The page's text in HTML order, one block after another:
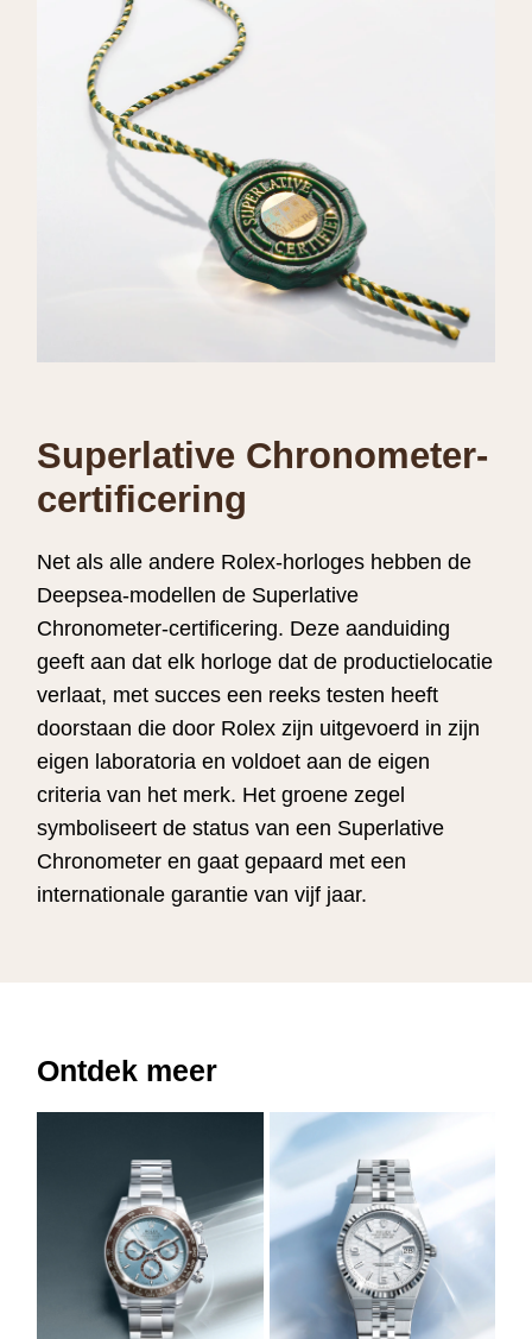
Superlative Chronometer-
certificering
Net als alle andere Rolex-horloges hebben de
Deepsea-modellen de Superlative
Chronometer-certificering. Deze aanduiding
geeft aan dat elk horloge dat de productielocatie
verlaat, met succes een reeks testen heeft
doorstaan die door Rolex zijn uitgevoerd in zijn
eigen laboratoria en voldoet aan de eigen
criteria van het merk. Het groene zegel
symboliseert de status van een Superlative
Chronometer en gaat gepaard met een
internationale garantie van vijf jaar.
Ontdek meer